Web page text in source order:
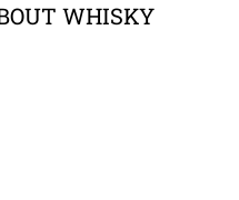
WHISKY